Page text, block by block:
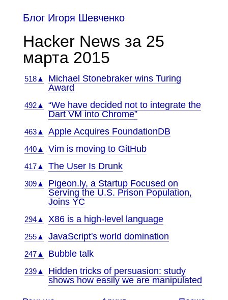
Блог Игоря Шевченко
Hacker News за 25
марта 2015
518▲
Michael Stonebraker wins Turing
Award
492▲
“We have decided not to integrate the
Dart VM into Chrome”
463▲ Apple Acquires FoundationDB
440▲ Vim is moving to GitHub
417▲ The User Is Drunk
309▲
Pigeon.ly, a Startup Focused on
Serving the U.S. Prison Population,
Joins YC
294▲ X86 is a high-level language
255▲ JavaScript's world domination
247▲ Bubble talk
239▲
Hidden tricks of persuasion: study
shows how easily we are manipulated